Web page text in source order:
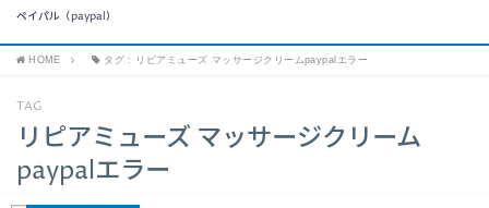
ペイパル（paypal）
HOME タグ : リピアミューズ マッサージクリームpaypalエラー
TAG
リピアミューズ マッサージクリーム
paypalエラー